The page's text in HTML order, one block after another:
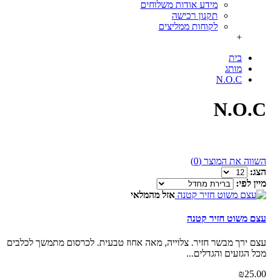
מידע אודות משלוחים
תקנון רכישה
לקוחות ממליצים
+
בית
מותג
N.O.C
N.O.C
השווה את המוצר (0)
הצג:
מיין לפי:
אזל מהמלאי
עצם משוט חזיר קטנה
עצם ירך מבשר חזיר. צלוייה, מאה אחוז טבעית. לכרסום מתמשך לכלבים
מכל הגזעים והגדלים...
₪25.00